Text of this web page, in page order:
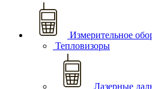
Измерительное
Тепловизоры
Лазерные